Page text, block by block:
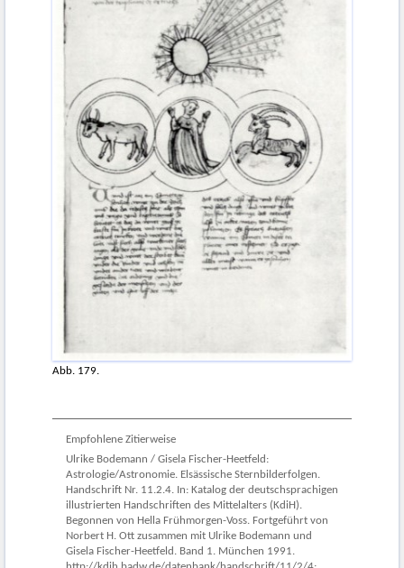
Abb. 179.
Empfohlene Zitierweise
Ulrike Bodemann / Gisela Fischer-Heetfeld:
Astrologie/Astronomie. Elsässische Sternbilderfolgen.
Handschrift Nr. 11.2.4. In: Katalog der deutschsprachigen
illustrierten Handschriften des Mittelalters (KdiH).
Begonnen von Hella Frühmorgen-Voss. Fortgeführt von
Norbert H. Ott zusammen mit Ulrike Bodemann und
Gisela Fischer-Heetfeld. Band 1. München 1991.